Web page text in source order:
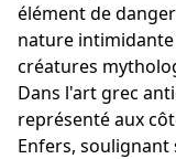
élément de
nature intimidante
créatures
Dans l'art grec
représenté aux
Enfers,